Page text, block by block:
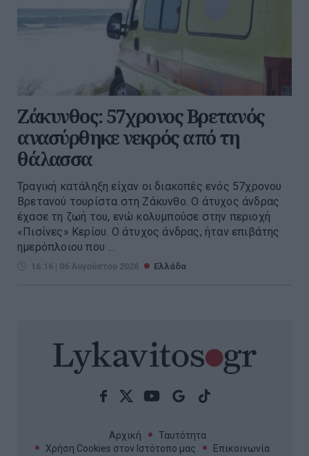
Ζάκυνθος: 57χρονος Βρετανός
ανασύρθηκε νεκρός από τη
θάλασσα
Τραγική κατάληξη είχαν οι διακοπές ενός 57χρονου
Βρετανού τουρίστα στη Ζάκυνθο. Ο άτυχος άνδρας
έχασε τη ζωή του, ενώ κολυμπούσε στην περιοχή
«Πισίνες» Κερίου. Ο άτυχος άνδρας, ήταν επιβάτης
ημερόπλοιου που ...
16:16 | 06 Αυγούστου 2026 Ελλάδα
Αρχική
Ταυτότητα
Χρήση Cookies στον Ιστότοπο μας
Επικοινωνία